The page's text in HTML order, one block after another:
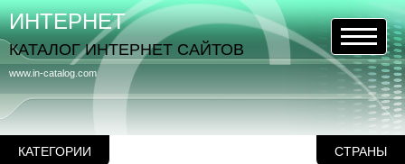
КАТЕГОРИИ СТРАНЫ
www.in-catalog.com
ИНТЕРНЕТ
КАТАЛОГ ИНТЕРНЕТ САЙТОВ